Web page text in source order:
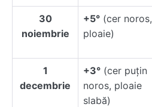
30
noiembrie
+5° (cer noros,
ploaie)
1
decembrie
+3° (cer puţin
noros, ploaie
slabă)